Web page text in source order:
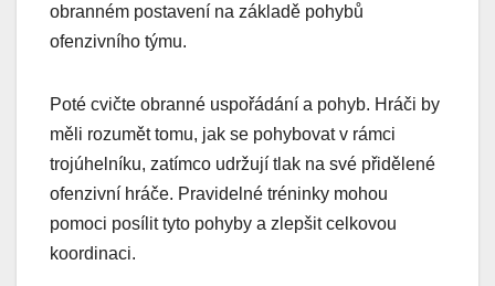
obranném postavení na základě pohybů
ofenzivního týmu.
Poté cvičte obranné uspořádání a pohyb. Hráči by
měli rozumět tomu, jak se pohybovat v rámci
trojúhelníku, zatímco udržují tlak na své přidělené
ofenzivní hráče. Pravidelné tréninky mohou
pomoci posílit tyto pohyby a zlepšit celkovou
koordinaci.